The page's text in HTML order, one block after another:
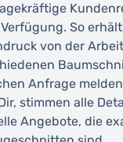
So
von der
Anfrage
stimmen alle
Angebote, die